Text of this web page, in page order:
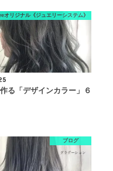
オリジナル《ジュエリーシステム》
る「デザインカラー」６
ブログ